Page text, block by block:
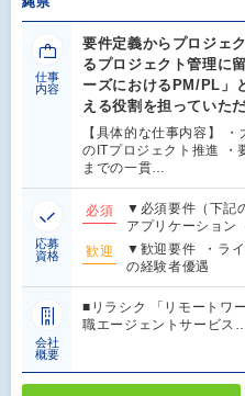
仕事
内容
要件定義からプロジェ
るプロジェクト管理に
ーズにおけるPM/PL」
える役割を担っていた
【具体的な仕事内容】
のITプロジェクト推進 ・
までの一貫…
応募
資格
必須
▼必須要件（下記
アプリケーショ
歓迎
▼歓迎要件 ・ライ
の経験者優遇
会社
概要
■リラシク 「リモートワ
職エージェントサービス